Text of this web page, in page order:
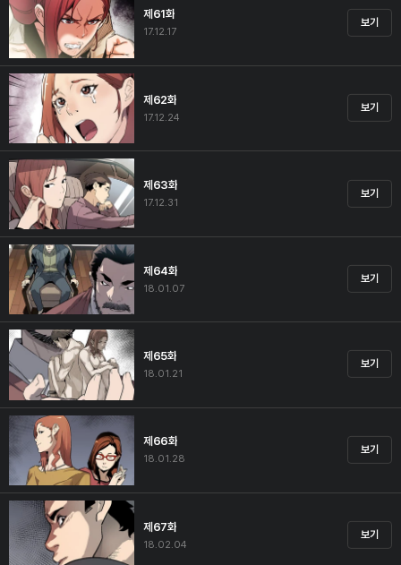
제61화
17.12.17
보기
제62화
17.12.24
보기
제63화
17.12.31
보기
제64화
18.01.07
보기
제65화
18.01.21
보기
제66화
18.01.28
보기
제67화
18.02.04
보기